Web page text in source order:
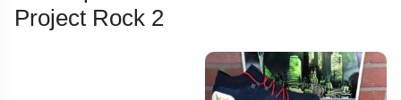
Project Rock 2